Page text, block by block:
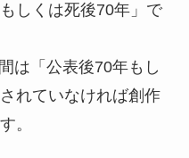
しくは死後70年」 で
は 「公表後70年もし
れていなければ創作
。